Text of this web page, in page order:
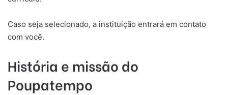
Caso seja selecionado, a instituição entrará em contato
com você.
História e missão do
Poupatempo